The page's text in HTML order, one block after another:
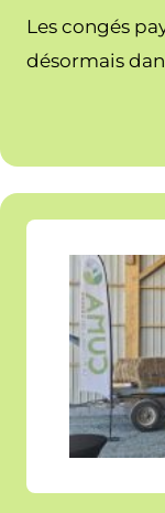
Les congés
désormais